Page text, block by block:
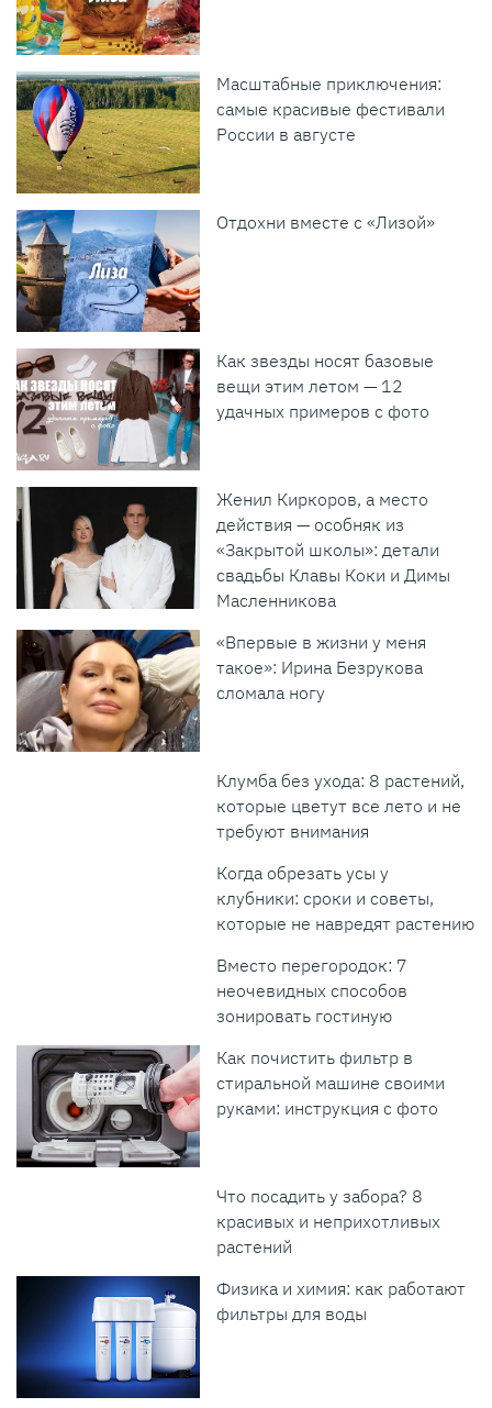
Масштабные приключения:
самые красивые фестивали
России в августе
Отдохни вместе с «Лизой»
Как звезды носят базовые
вещи этим летом — 12
удачных примеров с фото
Женил Киркоров, а место
действия — особняк из
«Закрытой школы»: детали
свадьбы Клавы Коки и Димы
Масленникова
«Впервые в жизни у меня
такое»: Ирина Безрукова
сломала ногу
Клумба без ухода: 8 растений,
которые цветут все лето и не
требуют внимания
Когда обрезать усы у
клубники: сроки и советы,
которые не навредят растению
Вместо перегородок: 7
неочевидных способов
зонировать гостиную
Как почистить фильтр в
стиральной машине своими
руками: инструкция с фото
Что посадить у забора? 8
красивых и неприхотливых
растений
Физика и химия: как работают
фильтры для воды